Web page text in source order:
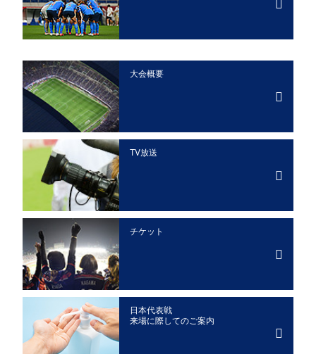
大会概要
TV放送
チケット
日本代表戦
来場に際してのご案内